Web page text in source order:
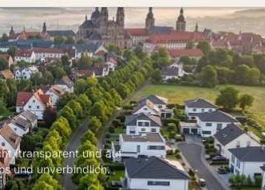
transparent und auf
und unverbindlich.